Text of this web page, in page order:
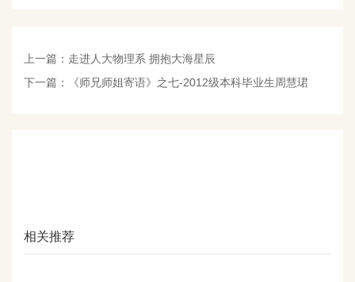
上一篇： 走进人大物理系 拥抱大海星辰
下一篇：
《师兄师姐寄语》之七-2012级本科毕业生周慧珺
相关推荐